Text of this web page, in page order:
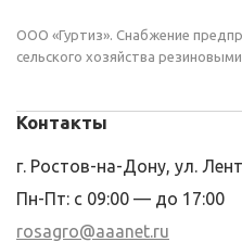
ООО «Гуртиз». Снабжение
сельского хозяйства
Контакты
г. Ростов-на-Дону, ул.
Пн-Пт: с 09:00 — до 17:00
rosagro@aaanet.ru